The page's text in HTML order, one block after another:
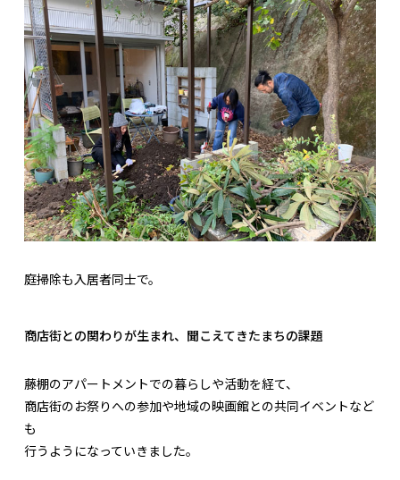
庭掃除も入居者同士で。
商店街との関わりが生まれ、聞こえてきたまちの課題
藤棚のアパートメントでの暮らしや活動を経て、
商店街のお祭りへの参加や地域の映画館との共同イベントなど
も
行うようになっていきました。